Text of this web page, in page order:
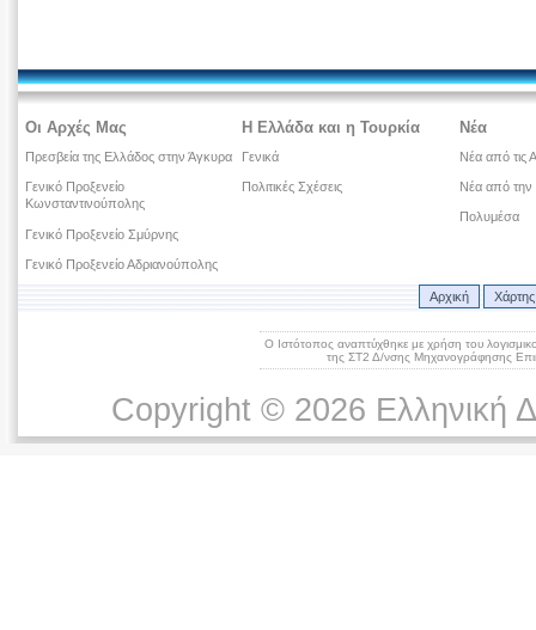
Οι Αρχές Μας
Πρεσβεία της Ελλάδος στην Άγκυρα
Γενικό Προξενείο
Κωνσταντινούπολης
Γενικό Προξενείο Σμύρνης
Γενικό Προξενείο Αδριανούπολης
Η Ελλάδα και η Τουρκία
Γενικά
Πολιτικές Σχέσεις
Νέα
Νέα από τις
Νέα από την
Πολυμέσα
Αρχική
Ο Ιστότοπος αναπτύχθηκε με χρήση του
της ΣΤ2 Δ/νσης Μηχανογράφησης
Copyright © 2026 Ελληνική